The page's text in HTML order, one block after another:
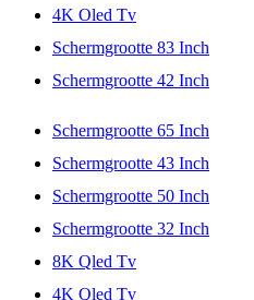
4K Oled Tv
Schermgrootte 83 Inch
Schermgrootte 42 Inch
Schermgrootte 65 Inch
Schermgrootte 43 Inch
Schermgrootte 50 Inch
Schermgrootte 32 Inch
8K Qled Tv
4K Qled Tv